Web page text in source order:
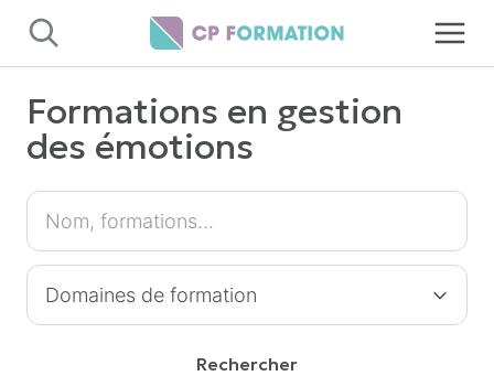
Panneau de gestion des cookies
Formations en gestion
des émotions
Rechercher